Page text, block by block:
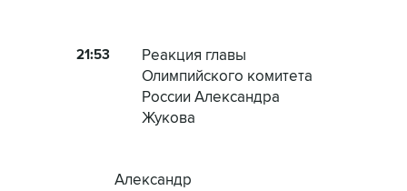
21:53
Реакция главы
Олимпийского комитета
России Александра
Жукова
Александр